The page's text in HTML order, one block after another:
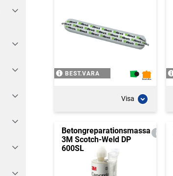
BEST.VARA
Visa
Betongreparationsmassa
3M Scotch-Weld DP
600SL